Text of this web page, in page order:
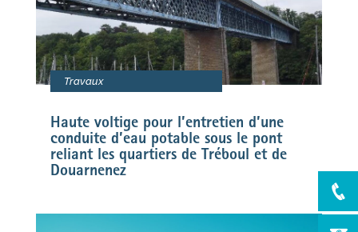
Travaux
Haute voltige pour l’entretien d’une
conduite d’eau potable sous le pont
reliant les quartiers de Tréboul et de
Douarnenez